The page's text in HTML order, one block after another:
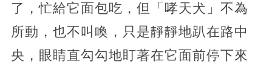
了，忙給它面包吃，但「哮天犬」不為
所動，也不叫喚，只是靜靜地趴在路中
央，眼睛直勾勾地盯著在它面前停下來